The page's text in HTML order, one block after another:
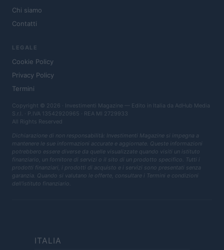
Chi siamo
Contatti
LEGALE
Cookie Policy
Privacy Policy
Termini
Copyright © 2026 · Investimenti Magazine — Edito in Italia da AdHub Media
S.r.l. · P.IVA 13542920965 · REA MI 2729933
All Rights Reserved
Dichiarazione di non responsabilità: Investimenti Magazine si impegna a
mantenere le sue informazioni accurate e aggiornate. Queste informazioni
potrebbero essere diverse da quelle visualizzate quando visiti un istituto
finanziario, un fornitore di servizi o il sito di un prodotto specifico. Tutti i
prodotti finanziari, i prodotti di acquisto e i servizi sono presentati senza
garanzia. Quando si valutano le offerte, consultare i Termini e condizioni
dell'istituto finanziario.
ITALIA